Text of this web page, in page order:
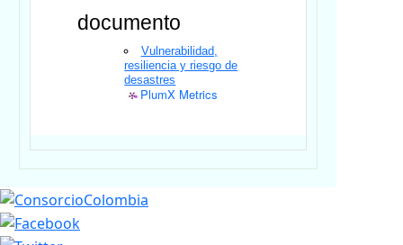
documento
Vulnerabilidad,
resiliencia y riesgo de
desastres
PlumX Metrics